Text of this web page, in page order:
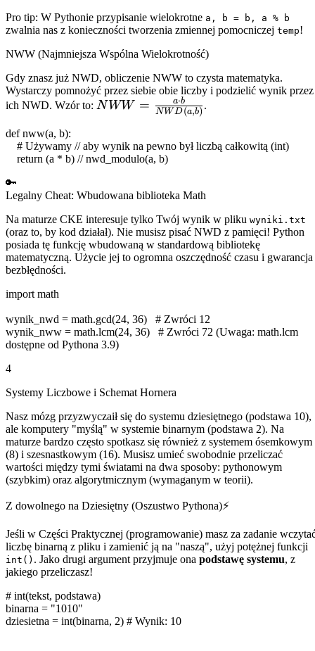
Pro tip: W Pythonie przypisanie wielokrotne a, b = b, a % b
zwalnia nas z konieczności tworzenia zmiennej pomocniczej temp!
NWW (Najmniejsza Wspólna Wielokrotność)
Gdy znasz już NWD, obliczenie NWW to czysta matematyka.
Wystarczy pomnożyć przez siebie obie liczby i podzielić wynik przez
ich NWD. Wzór to: NWW =
{NWD(a,b)}
N WW = NWD(a,b)
a⋅b .
def nww(a, b):
# Używamy // aby wynik na pewno był liczbą całkowitą (int)
return (a * b) // nwd_modulo(a, b)
🔑
Legalny Cheat: Wbudowana biblioteka Math
Na maturze CKE interesuje tylko Twój wynik w pliku wyniki.txt
(oraz to, by kod działał). Nie musisz pisać NWD z pamięci! Python
posiada tę funkcję wbudowaną w standardową bibliotekę
matematyczną. Użycie jej to ogromna oszczędność czasu i gwarancja
bezbłędności.
import math
wynik_nwd = math.gcd(24, 36) # Zwróci 12
wynik_nww = math.lcm(24, 36) # Zwróci 72 (Uwaga: math.lcm
dostępne od Pythona 3.9)
4
Systemy Liczbowe i Schemat Hornera
Nasz mózg przyzwyczaił się do systemu dziesiętnego (podstawa 10),
ale komputery "myślą" w systemie binarnym (podstawa 2). Na
maturze bardzo często spotkasz się również z systemem ósemkowym
(8) i szesnastkowym (16). Musisz umieć swobodnie przeliczać
wartości między tymi światami na dwa sposoby: pythonowym
(szybkim) oraz algorytmicznym (wymaganym w teorii).
Z dowolnego na Dziesiętny (Oszustwo Pythona)⚡
Jeśli w Części Praktycznej (programowanie) masz za zadanie
liczbę binarną z pliku i zamienić ją na "naszą", użyj potężnej funkcji
int() . Jako drugi argument przyjmuje ona podstawę systemu, z
jakiego przeliczasz!
# int(tekst, podstawa)
binarna = "1010"
dziesietna = int(binarna, 2) # Wynik: 10